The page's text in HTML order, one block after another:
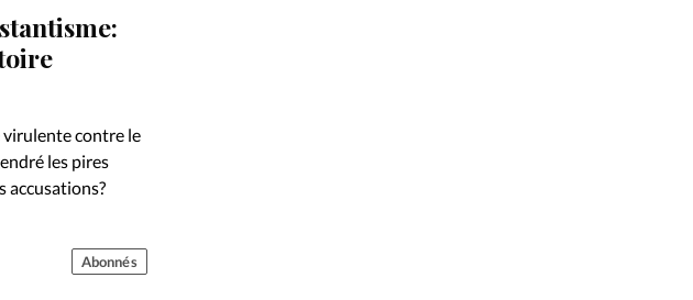
virulente contre le
les pires
accusations?
Abonnés